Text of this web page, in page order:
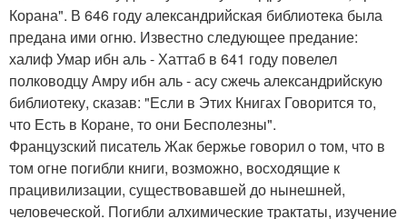
Корана". В 646 году александрийская библиотека была
предана ими огню. Известно следующее предание:
халиф Умар ибн аль - Хаттаб в 641 году повелел
полководцу Амру ибн аль - асу сжечь александрийскую
библиотеку, сказав: "Если в Этих Книгах Говорится то,
что Есть в Коране, то они Бесполезны".
Французский писатель Жак бержье говорил о том, что в
том огне погибли книги, возможно, восходящие к
працивилизации, существовавшей до нынешней,
человеческой. Погибли алхимические трактаты, изучение